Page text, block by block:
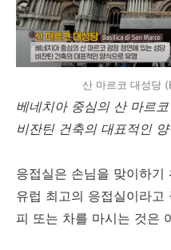
산 마르코 대성당
베네치아 중심의 산 마르
비잔틴 건축의 대표적인
응접실은 손님을 맞이하기
유럽 최고의 응접실이라고
피 또는 차를 마시는 것은